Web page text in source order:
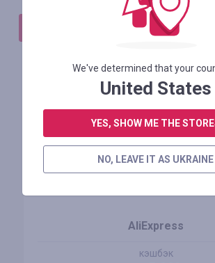
АВТОРИЗИРУЙТЕСЬ, ЧТОБЫ
Похожие
AliExpress
кэшбэк
We've determined that your
United States
YES, SHOW ME THE
NO, LEAVE IT AS UKRAINE